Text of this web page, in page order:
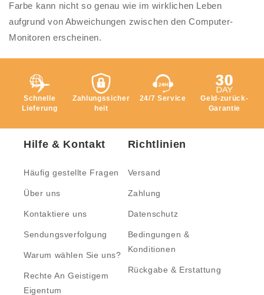
Farbe kann nicht so genau wie im wirklichen Leben
aufgrund von Abweichungen zwischen den Computer-
Monitoren erscheinen.
Schnelle
Lieferung
Zahlungssicher
heit
24/7 Service
Geld-zurück-
Garantie
Hilfe & Kontakt
Häufig gestellte Fragen
Über uns
Kontaktiere uns
Sendungsverfolgung
Warum wählen Sie uns?
Rechte An Geistigem
Eigentum
Richtlinien
Versand
Zahlung
Datenschutz
Bedingungen &
Konditionen
Rückgabe & Erstattung